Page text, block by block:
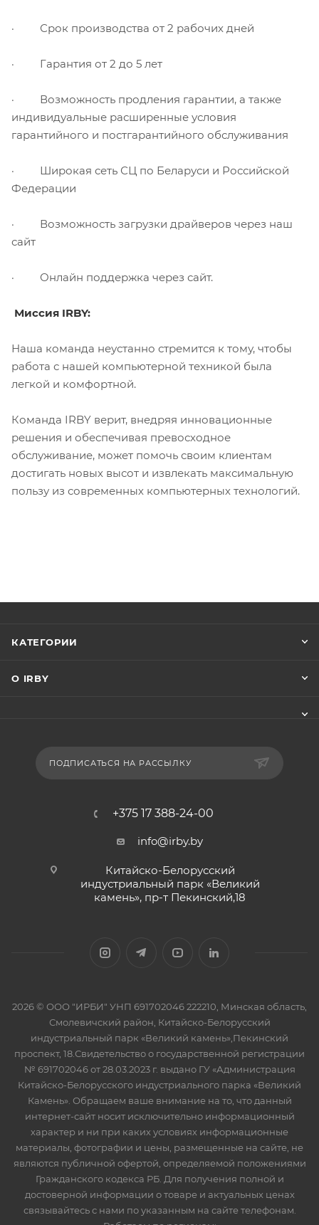
· Срок производства от 2 рабочих дней
· Гарантия от 2 до 5 лет
· Возможность продления гарантии, а также
индивидуальные расширенные условия
гарантийного и постгарантийного обслуживания
· Широкая сеть СЦ по Беларуси и Российской
Федерации
· Возможность загрузки драйверов через наш
сайт
· Онлайн поддержка через сайт.
Миссия IRBY:
Наша команда неустанно стремится к тому, чтобы
работа с нашей компьютерной техникой была
легкой и комфортной.
Команда IRBY верит, внедряя инновационные
решения и обеспечивая превосходное
обслуживание, может помочь своим клиентам
достигать новых высот и извлекать максимальную
пользу из современных компьютерных технологий.
КАТЕГОРИИ
О IRBY
ПОДПИСАТЬСЯ НА РАССЫЛКУ
+375 17 388-24-00
info@irby.by
Китайско-Белорусский
индустриальный парк «Великий
камень», пр-т Пекинский,18
2026 © ООО "ИРБИ" УНП 691702046 222210, Минская область,
Смолевичский район, Китайско-Белорусский
индустриальный парк «Великий камень»,Пекинский
проспект, 18.Свидетельство о государственной регистрации
№ 691702046 от 28.03.2023 г. выдано ГУ «Администрация
Китайско-Белорусского индустриального парка «Великий
Камень». Обращаем ваше внимание на то, что данный
интернет-сайт носит исключительно информационный
характер и ни при каких условиях информационные
материалы, фотографии и цены, размещенные на сайте, не
являются публичной офертой, определяемой положениями
Гражданского кодекса РБ. Для получения полной и
достоверной информации о товаре и актуальных ценах
связывайтесь с нами по указанным на сайте телефонам.